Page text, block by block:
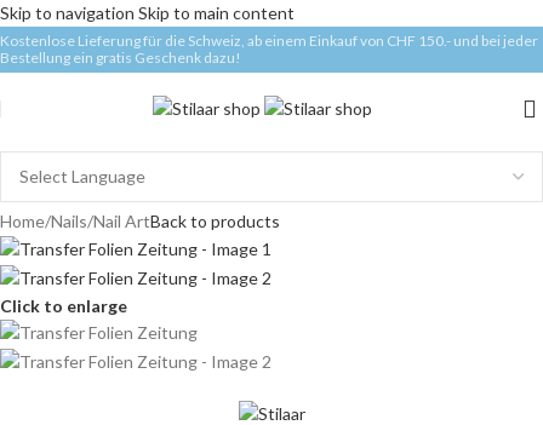
Skip to navigation Skip to main content
Kostenlose Lieferung für die Schweiz, ab einem Einkauf von CHF 150.- und bei jeder
Bestellung ein gratis Geschenk dazu!
Home/Nails/Nail ArtBack to products
Click to enlarge